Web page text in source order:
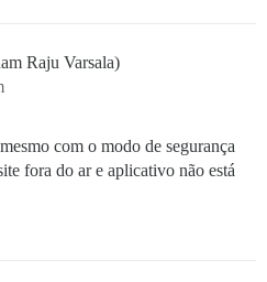
Raju Varsala)
com o modo de segurança
fora do ar e aplicativo não está